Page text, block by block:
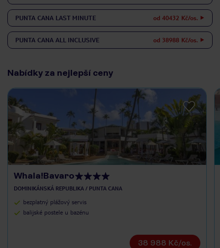
PUNTA CANA LAST MINUTE od 40432 Kč/os.
PUNTA CANA ALL INCLUSIVE od 38988 Kč/os.
Nabídky za nejlepší ceny
Whala!Bavaro
DOMINIKÁNSKÁ REPUBLIKA / PUNTA CANA
bezplatný plážový servis
balijské postele u bazénu
38 988 Kč/os.